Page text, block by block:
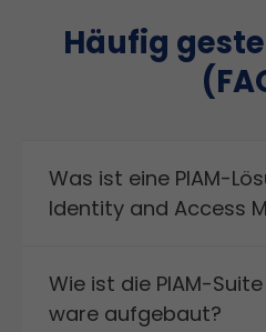
Häufig
Was ist eine PIAM-
Identity and Access
Wie ist die PIAM-
ware aufgebaut?